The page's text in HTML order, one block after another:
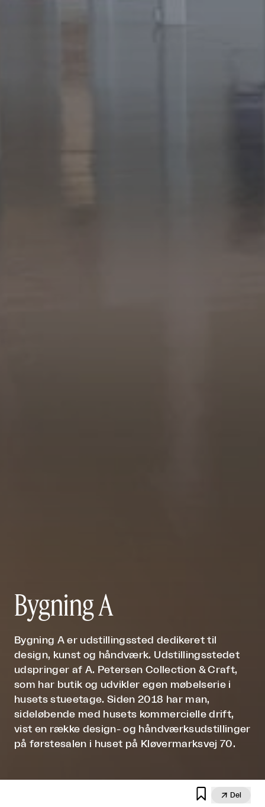
Bygning A
Bygning A er udstillingssted dedikeret til
design, kunst og håndværk. Udstillingsstedet
udspringer af A. Petersen Collection & Craft,
som har butik og udvikler egen møbelserie i
husets stueetage. Siden 2018 har man,
sideløbende med husets kommercielle drift,
vist en række design- og håndværksudstillinger
på førstesalen i huset på Kløvermarksvej 70.
  Del